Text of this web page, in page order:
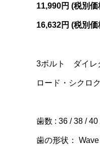
11,990円 (税別
16,632円 (税別
3ボルト ダイレ
ロード・シクロ
歯数 : 36 / 38 /
歯の形状：